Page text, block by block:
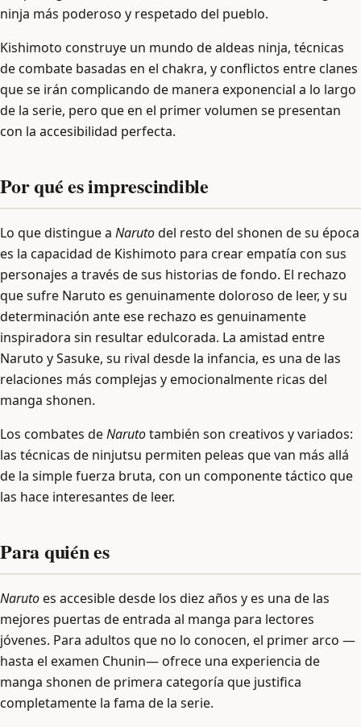
ninja más poderoso y respetado del pueblo.
Kishimoto construye un mundo de aldeas ninja, técnicas
de combate basadas en el chakra, y conflictos entre clanes
que se irán complicando de manera exponencial a lo largo
de la serie, pero que en el primer volumen se presentan
con la accesibilidad perfecta.
Por qué es imprescindible
Lo que distingue a Narutodel resto del shonen de su época
es la capacidad de Kishimoto para crear empatía con sus
personajes a través de sus historias de fondo. El rechazo
que sufre Naruto es genuinamente doloroso de leer, y su
determinación ante ese rechazo es genuinamente
inspiradora sin resultar edulcorada. La amistad entre
Naruto y Sasuke, su rival desde la infancia, es una de las
relaciones más complejas y emocionalmente ricas del
manga shonen.
Los combates deNarutotambién son creativos y variados:
las técnicas de ninjutsu permiten peleas que van más allá
de la simple fuerza bruta, con un componente táctico que
las hace interesantes de leer.
Para quién es
Narutoes accesible desde los diez años y es una de las
mejores puertas de entrada al manga para lectores
jóvenes. Para adultos que no lo conocen, el primer arco —
hasta el examen Chunin— ofrece una experiencia de
manga shonen de primera categoría que justifica
completamente la fama de la serie.